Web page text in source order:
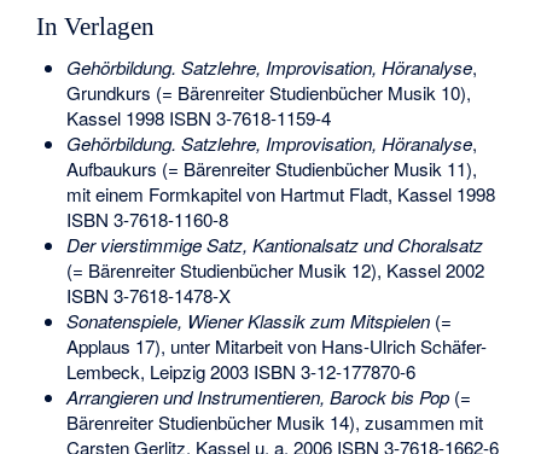
In Verlagen
Gehörbildung. Satzlehre, Improvisation, Höranalyse,
Grundkurs (= Bärenreiter Studienbücher Musik 10),
Kassel 1998 ISBN 3-7618-1159-4
Gehörbildung. Satzlehre, Improvisation, Höranalyse,
Aufbaukurs (= Bärenreiter Studienbücher Musik 11),
mit einem Formkapitel von Hartmut Fladt, Kassel 1998
ISBN 3-7618-1160-8
Der vierstimmige Satz, Kantionalsatz und Choralsatz
(= Bärenreiter Studienbücher Musik 12), Kassel 2002
ISBN 3-7618-1478-X
Sonatenspiele, Wiener Klassik zum Mitspielen(=
Applaus 17), unter Mitarbeit von Hans-Ulrich Schäfer-
Lembeck, Leipzig 2003 ISBN 3-12-177870-6
Arrangieren und Instrumentieren, Barock bis Pop(=
Bärenreiter Studienbücher Musik 14), zusammen mit
Carsten Gerlitz, Kassel u. a. 2006 ISBN 3-7618-1662-6